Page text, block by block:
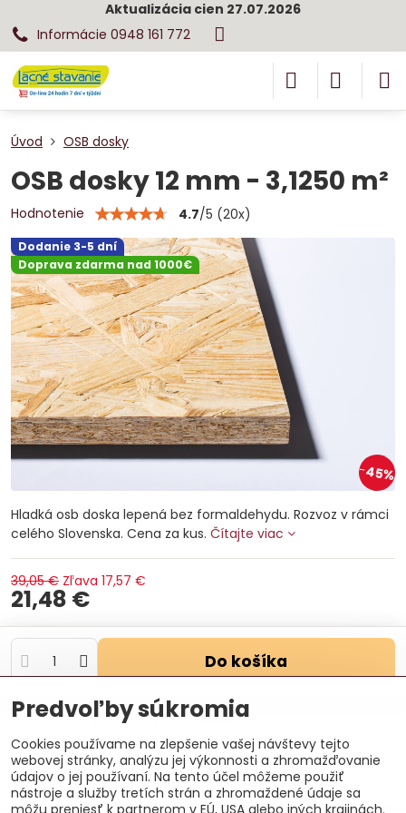
Aktualizácia cien 27.07.2026
Informácie 0948 161 772
Dodanie 3-5 dní
Doprava zdarma nad 1000€
45%
Úvod OSB dosky
OSB dosky 12 mm - 3,1250 m²
Hodnotenie 4.7/5 (20x)
Hladká osb doska lepená bez formaldehydu. Rozvoz v rámci
celého Slovenska. Cena za kus. Čítajte viac
39,05 € Zľava 17,57 €
21,48 €
Do košíka
Otázka k produktu Doručenia
Popis
Predvoľby súkromia
Cookies používame na zlepšenie vašej návštevy tejto
webovej stránky, analýzu jej výkonnosti a zhromažďovanie
údajov o jej používaní. Na tento účel môžeme použiť
nástroje a služby tretích strán a zhromaždené údaje sa
môžu preniesť k partnerom v EÚ, USA alebo iných krajinách.